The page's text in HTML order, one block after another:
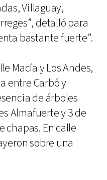
Villaguay,
detalló para
bastante fuerte”.
Macía y Los Andes,
entre Carbó y
de árboles
Almafuerte y 3 de
chapas. En calle
sobre una